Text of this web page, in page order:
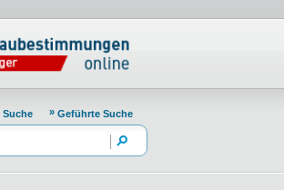
Barrierefreiheit
Suche Geführte Suche